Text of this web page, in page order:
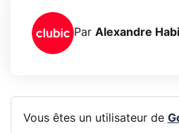
Par Alexandre
Vous êtes un utilisateur de